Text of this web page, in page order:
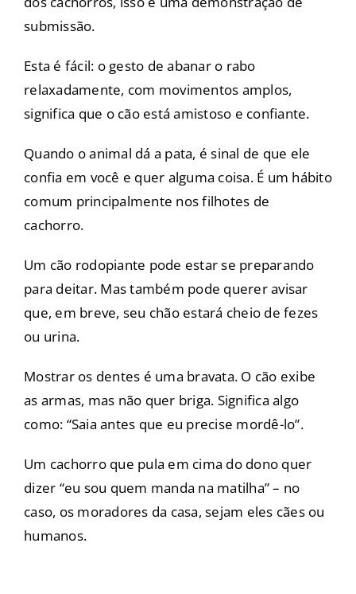
submissão.
Esta é fácil: o gesto de abanar o rabo
relaxadamente, com movimentos amplos,
significa que o cão está amistoso e confiante.
Quando o animal dá a pata, é sinal de que ele
confia em você e quer alguma coisa. É um hábito
comum principalmente nos filhotes de
cachorro.
Um cão rodopiante pode estar se preparando
para deitar. Mas também pode querer avisar
que, em breve, seu chão estará cheio de fezes
ou urina.
Mostrar os dentes é uma bravata. O cão exibe
as armas, mas não quer briga. Significa algo
como: “Saia antes que eu precise mordê-lo”.
Um cachorro que pula em cima do dono quer
dizer “eu sou quem manda na matilha” – no
caso, os moradores da casa, sejam eles cães ou
humanos.